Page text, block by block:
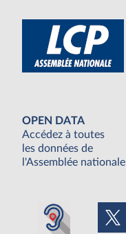
OPEN DATA
Accédez à toutes
les données de
l'Assemblée nationale